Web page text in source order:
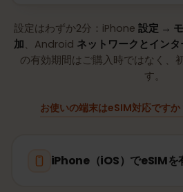
設定はわずか2分：iPhone 設定 →
加、Android ネットワークとイン
の有効期間はご購入時ではなく、
す。
お使いの端末はeSIM対応です
iPhone（iOS）でeSIMを